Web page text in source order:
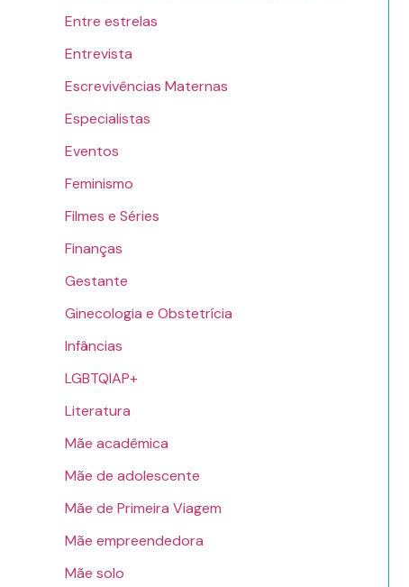
Entre estrelas
Entrevista
Escrevivências Maternas
Especialistas
Eventos
Feminismo
Filmes e Séries
Finanças
Gestante
Ginecologia e Obstetrícia
Infâncias
LGBTQIAP+
Literatura
Mãe acadêmica
Mãe de adolescente
Mãe de Primeira Viagem
Mãe empreendedora
Mãe solo